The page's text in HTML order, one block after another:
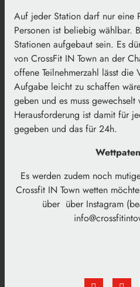
Auf jeder Station darf nur eine
Personen ist beliebig wählbar.
Stationen aufgebaut sein. Es
von CrossFit IN Town an der
offene Teilnehmerzahl lässt die
Aufgabe leicht zu schaffen
geben und es muss
Herausforderung ist damit für
gegeben und das für 24h.
Es werden zudem noch
Crossfit IN Town wetten
über über Instagram